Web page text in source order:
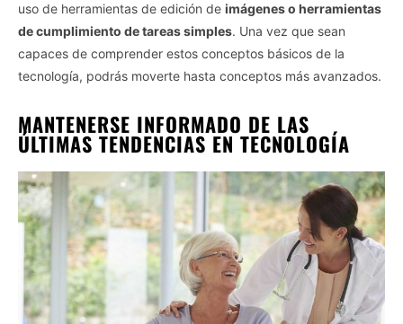
uso de herramientas de edición de imágenes o herramientas
de cumplimiento de tareas simples. Una vez que sean
capaces de comprender estos conceptos básicos de la
tecnología, podrás moverte hasta conceptos más avanzados.
MANTENERSE INFORMADO DE LAS
ÚLTIMAS TENDENCIAS EN TECNOLOGÍA